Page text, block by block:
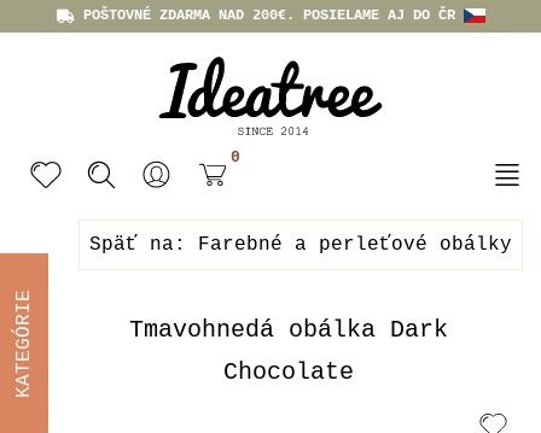
POŠTOVNÉ ZDARMA NAD 200€. POSIELAME AJ DO ČR
0
Späť na: Farebné a perleťové obálky
Tmavohnedá obálka Dark
Chocolate
KATEGÓRIE